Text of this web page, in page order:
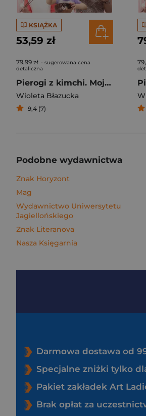
KSIĄŻKA
53,59 zł
79,99 zł - sugerowana cena
detaliczna
Pierogi z kimchi. Moje ulubione azjatyckie przepisy
Wioleta Błazucka
9,4 (7)
Podobne wydawnictwa
Znak Horyzont
Mag
Wydawnictwo Uniwersytetu
Jagiellońskiego
Znak Literanova
Nasza Księgarnia
Darmowa dostawa od
Specjalne zniżki tylko
Pakiet zakładek Art
Brak opłat za